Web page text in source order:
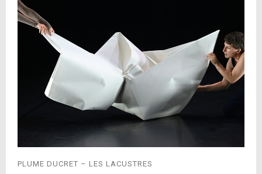
PLUME DUCRET – LES LACUSTRES